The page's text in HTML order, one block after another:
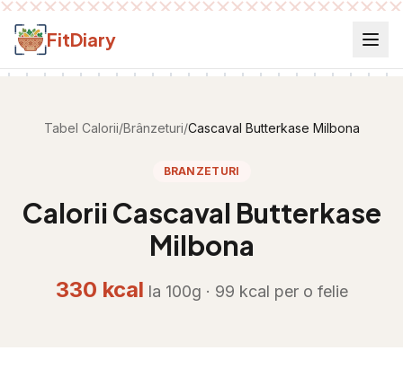
Salt la conținut
FitDiary
Tabel Calorii/Brânzeturi/Cascaval Butterkase Milbona
BRANZETURI
Calorii Cascaval Butterkase
Milbona
330 kcal la 100g · 99 kcal per o felie